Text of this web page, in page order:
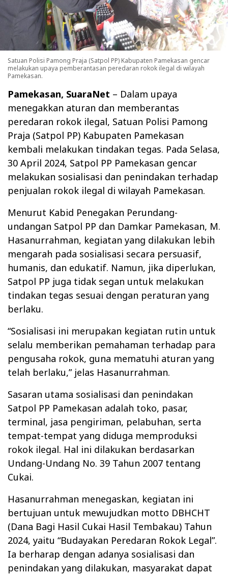
Satuan Polisi Pamong Praja (Satpol PP) Kabupaten Pamekasan gencar
melakukan upaya pemberantasan peredaran rokok ilegal di wilayah
Pamekasan.
Pamekasan, SuaraNet – Dalam upaya
menegakkan aturan dan memberantas
peredaran rokok ilegal, Satuan Polisi Pamong
Praja (Satpol PP) Kabupaten Pamekasan
kembali melakukan tindakan tegas. Pada Selasa,
30 April 2024, Satpol PP Pamekasan gencar
melakukan sosialisasi dan penindakan terhadap
penjualan rokok ilegal di wilayah Pamekasan.
Menurut Kabid Penegakan Perundang-
undangan Satpol PP dan Damkar Pamekasan, M.
Hasanurrahman, kegiatan yang dilakukan lebih
mengarah pada sosialisasi secara persuasif,
humanis, dan edukatif. Namun, jika diperlukan,
Satpol PP juga tidak segan untuk melakukan
tindakan tegas sesuai dengan peraturan yang
berlaku.
“Sosialisasi ini merupakan kegiatan rutin untuk
selalu memberikan pemahaman terhadap para
pengusaha rokok, guna mematuhi aturan yang
telah berlaku,” jelas Hasanurrahman.
Sasaran utama sosialisasi dan penindakan
Satpol PP Pamekasan adalah toko, pasar,
terminal, jasa pengiriman, pelabuhan, serta
tempat-tempat yang diduga memproduksi
rokok ilegal. Hal ini dilakukan berdasarkan
Undang-Undang No. 39 Tahun 2007 tentang
Cukai.
Hasanurrahman menegaskan, kegiatan ini
bertujuan untuk mewujudkan motto DBHCHT
(Dana Bagi Hasil Cukai Hasil Tembakau) Tahun
2024, yaitu “Budayakan Peredaran Rokok Legal”.
Ia berharap dengan adanya sosialisasi dan
penindakan yang dilakukan, masyarakat dapat